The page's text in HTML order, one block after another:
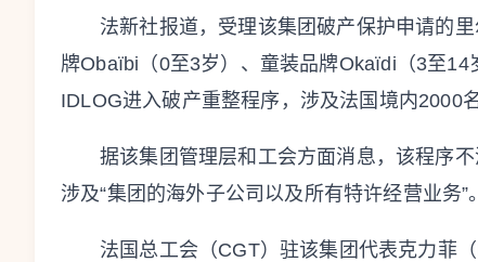
法新社报道，受理该集团破产保护申请的
牌Obaïbi（0至3岁）、童装品牌Okaïdi（3至
IDLOG进入破产重整程序，涉及法国境内2000名
据该集团管理层和工会方面消息，该程序
涉及“集团的海外子公司以及所有特许经营业务”。
法国总工会（CGT）驻该集团代表克力菲